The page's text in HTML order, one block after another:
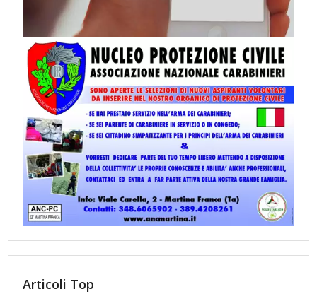
Articoli Top